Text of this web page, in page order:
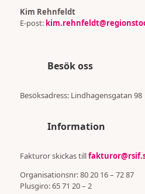
Kim Rehnfeldt
E-post:
Besök oss
Besöksadress: Lindhagensgatan 98
Information
Fakturor skickas till
Organisationsnr: 80 20 16 – 72 87
Plusgiro: 65 71 20 – 2